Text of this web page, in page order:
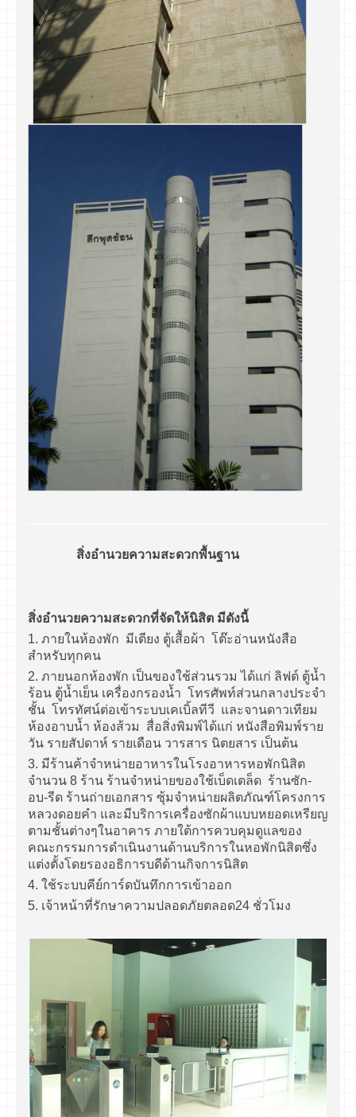
สิ่งอำนวยความสะดวกพื้นฐาน
สิ่งอำนวยความสะดวกที่จัดให้นิสิต มีดังนี้
1. ภายในห้องพัก มีเตียง ตู้เสื้อผ้า โต๊ะอ่านหนังสือ
สำหรับทุกคน
2. ภายนอกห้องพัก เป็นของใช้ส่วนรวม ได้แก่ ลิฟต์ ตู้น้ำ
ร้อน ตู้น้ำเย็น เครื่องกรองน้ำ โทรศัพท์ส่วนกลางประจำ
ชั้น โทรทัศน์ต่อเข้าระบบเคเบิ้ลทีวี และจานดาวเทียม
ห้องอาบน้ำ ห้องส้วม สื่อสิ่งพิมพ์ได้แก่ หนังสือพิมพ์ราย
วัน รายสัปดาห์ รายเดือน วารสาร นิตยสาร เป็นต้น
3. มีร้านค้าจำหน่ายอาหารในโรงอาหารหอพักนิสิต
จำนวน 8 ร้าน ร้านจำหน่ายของใช้เบ็ดเตล็ด ร้านซัก-
อบ-รีด ร้านถ่ายเอกสาร ซุ้มจำหน่ายผลิตภัณฑ์โครงการ
หลวงดอยคำ และมีบริการเครื่องซักผ้าแบบหยอดเหรียญ
ตามชั้นต่างๆในอาคาร ภายใต้การควบคุมดูแลของ
คณะกรรมการดำเนินงานด้านบริการในหอพักนิสิตซึ่ง
แต่งตั้งโดยรองอธิการบดีด้านกิจการนิสิต
4. ใช้ระบบคีย์การ์ดบันทึกการเข้าออก
5. เจ้าหน้าที่รักษาความปลอดภัยตลอด24 ชั่วโมง